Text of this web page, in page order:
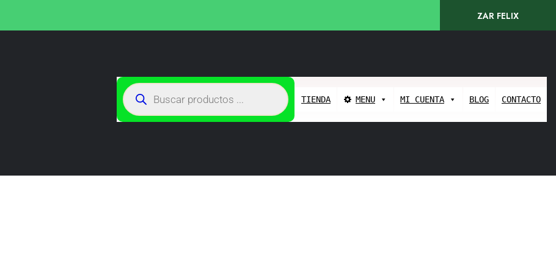
ZAR FELIX
TIENDA MENU MI CUENTA BLOG CONTACTO